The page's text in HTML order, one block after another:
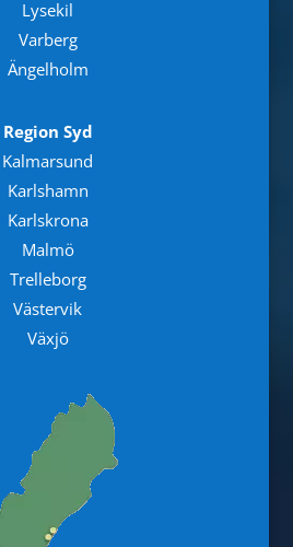
Lysekil
Varberg
Ängelholm
Region Syd
Kalmarsund
Karlshamn
Karlskrona
Malmö
Trelleborg
Västervik
Växjö